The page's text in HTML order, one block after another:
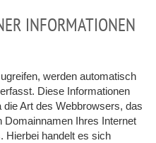
INFORMATIONEN
werden automatisch
Diese Informationen
Art des Webbrowsers, das
Ihres Internet
Hierbei handelt es sich